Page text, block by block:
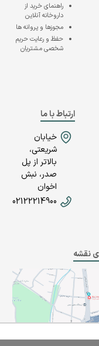
راهنمای خرید از
داروخانه آنلاین
مجوزها و پروانه ها
حفظ و رعایت حریم
شخصی مشتریان
ارتباط با ما
خیابان
شریعتی،
بالاتر از پل
صدر، نبش
اخوان
02122214900
نقشه